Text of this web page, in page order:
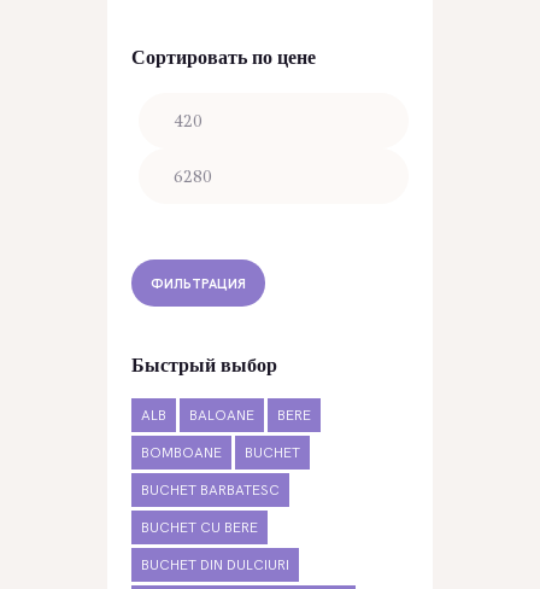
Сортировать по цене
ФИЛЬТРАЦИЯ
Быстрый выбор
ALB BALOANE BERE
BOMBOANE BUCHET
BUCHET BARBATESC
BUCHET CU BERE
BUCHET DIN DULCIURI